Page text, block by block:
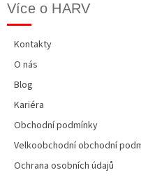
Více o HARV
Kontakty
O nás
Blog
Kariéra
Obchodní podmínky
Velkoobchodní obchodní
Ochrana osobních údajů